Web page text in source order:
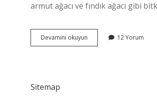
armut ağacı ve fındık ağacı gibi
Devamını okuyun
Çiçekli
12 Yorum
Sitemap